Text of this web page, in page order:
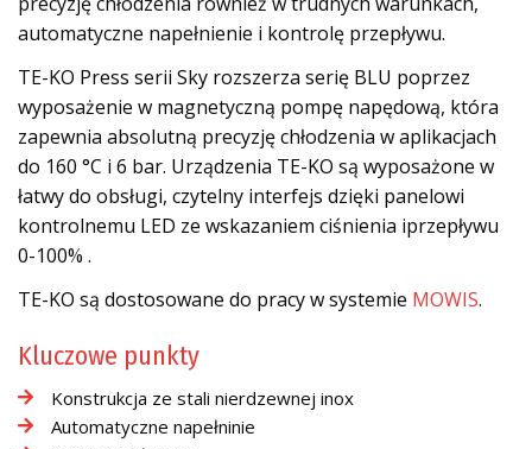
automatyczne napełnienie i kontrolę przepływu.
TE-KO Press serii Sky rozszerza serię BLU poprzez
wyposażenie w magnetyczną pompę napędową, która
zapewnia absolutną precyzję chłodzenia w aplikacjach
do 160 °C i 6 bar. Urządzenia TE-KO są wyposażone w
łatwy do obsługi, czytelny interfejs dzięki panelowi
kontrolnemu LED ze wskazaniem ciśnienia iprzepływu
0-100% .
TE-KO są dostosowane do pracy w systemie MOWIS.
Kluczowe punkty
Konstrukcja ze stali nierdzewnej inox
Automatyczne napełninie